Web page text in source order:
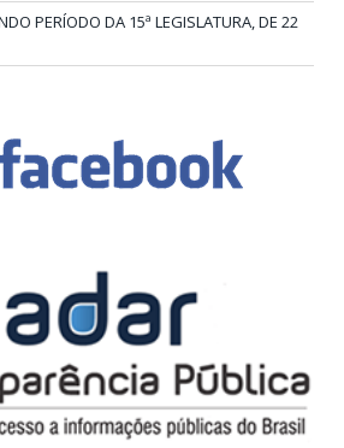
PERÍODO DA 15ª LEGISLATURA, DE 22